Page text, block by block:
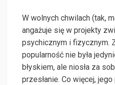
W wolnych chwilach (tak,
angażuje się w projekty
psychicznym i fizycznym.
popularność nie była
błyskiem, ale niosła za
przesłanie. Co więcej,